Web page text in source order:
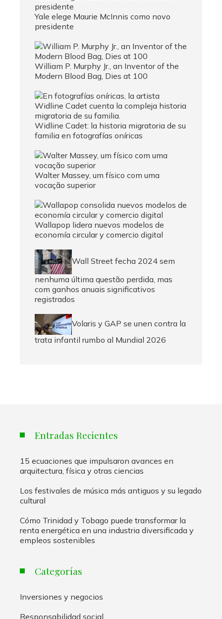
Yale elege Maurie McInnis como novo
presidente
William P. Murphy Jr., an Inventor of the
Modern Blood Bag, Dies at 100
Widline Cadet: la historia migratoria de su
familia en fotografías oníricas
Walter Massey, um físico com uma
vocação superior
Wallapop lidera nuevos modelos de
economía circular y comercio digital
Wall Street fecha 2024 sem
nenhuma última questão perdida, mas
com ganhos anuais significativos
registrados
Volaris y GAP se unen contra la
trata infantil rumbo al Mundial 2026
Entradas Recientes
15 ecuaciones que impulsaron avances en
arquitectura, física y otras ciencias
Los festivales de música más antiguos y su legado
cultural
Cómo Trinidad y Tobago puede transformar la
renta energética en una industria diversificada y
empleos sostenibles
Categorías
Inversiones y negocios
Responsabilidad social